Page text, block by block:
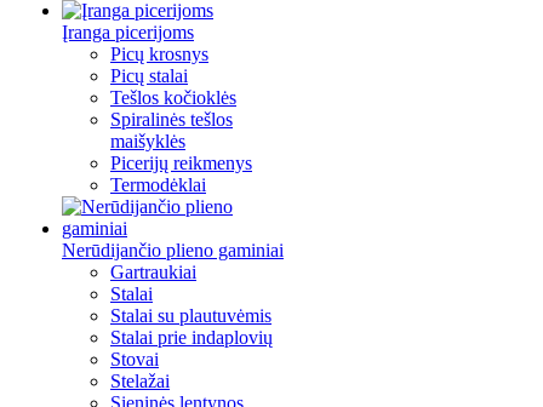
Įranga picerijoms
Picų krosnys
Picų stalai
Tešlos kočioklės
Spiralinės tešlos
maišyklės
Picerijų reikmenys
Termodėklai
Nerūdijančio plieno gaminiai
Gartraukiai
Stalai
Stalai su plautuvėmis
Stalai prie indaplovių
Stovai
Stelažai
Sieninės lentynos